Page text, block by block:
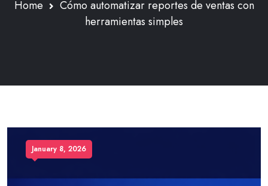
Home
Cómo automatizar reportes de ventas con
herramientas simples
January 8, 2026